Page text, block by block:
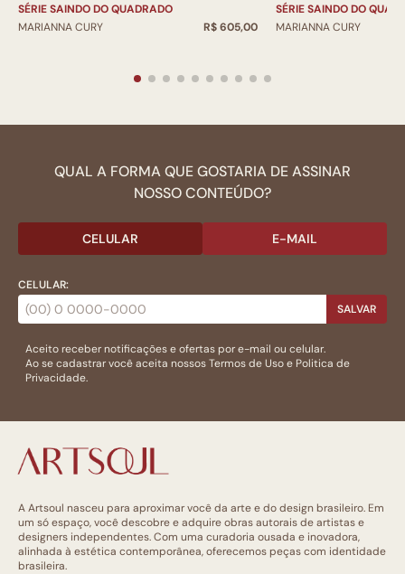
SÉRIE SAINDO DO QUADRADO
MARIANNA CURY
R$ 605,00
SÉRIE SAINDO DO
MARIANNA CURY
QUAL A FORMA QUE GOSTARIA DE ASSINAR
NOSSO CONTEÚDO?
CELULAR E-MAIL
CELULAR:
SALVAR
Aceito receber notificações e ofertas por e-mail ou celular.
Ao se cadastrar você aceita nossosTermos de Usoe Politica de
Privacidade.
A Artsoul nasceu para aproximar você da arte e do design brasileiro. Em
um só espaço, você descobre e adquire obras autorais de artistas e
designers independentes. Com uma curadoria ousada e inovadora,
alinhada à estética contemporânea, oferecemos peças com identidade
brasileira.